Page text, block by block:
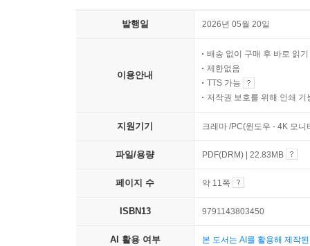
발행일 2026년 05월 20일
이용안내
배송 없이 구매 후 바로 읽기
제한없음
TTS 가능
저작권 보호를 위해 인쇄 기
지원기기 크레마 /PC(윈도우 - 4K 모
파일/용량 PDF(DRM) | 22.83MB
페이지 수 약 11쪽
ISBN13 9791143803450
AI 활용 여부 본 도서는 AI를 활용해 제작